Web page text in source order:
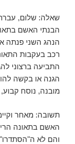
שאלה: שלום,
הבנתי האשם
הנהג השני פנתה
רכב בעקבות
התביעה ברצוני
הגנה או בקשה
מובנה, נוסח
תשובה: מאחר
האשם בתאונה
והם לא ה"הסתדרו"